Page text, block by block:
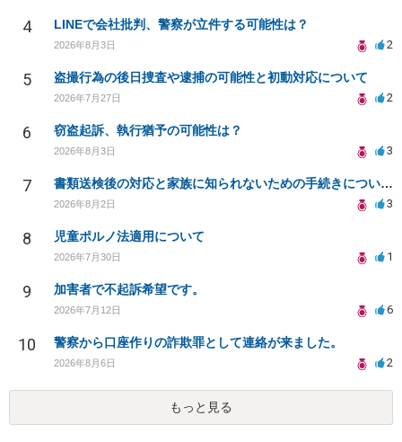
4 LINEで会社批判、警察が立件する可能性は？
2026年8月3日 2
5 盗撮行為の後日捜査や逮捕の可能性と初動対応について
2026年7月27日 2
6 窃盗起訴、執行猶予の可能性は？
2026年8月3日 3
7 書類送検後の対応と家族に知られないための手続きについて相談
2026年8月2日 3
8 児童ポルノ法適用について
2026年7月30日 1
9 加害者で不起訴希望です。
2026年7月12日 6
10 警察から口座作りの詐欺罪として連絡が来ました。
2026年8月6日 2
もっと見る